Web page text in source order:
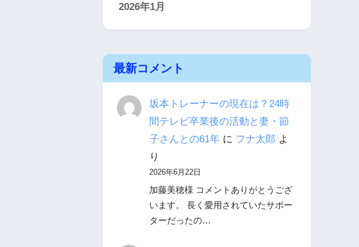
2026年1月
最新コメント
坂本トレーナーの現在は？24時
間テレビ卒業後の活動と妻・節
子さんとの61年に フナ太郎 よ
り
2026年6月22日
加藤美穂様 コメントありがとうござ
います。 長く愛用されていたサポー
ターだったの…